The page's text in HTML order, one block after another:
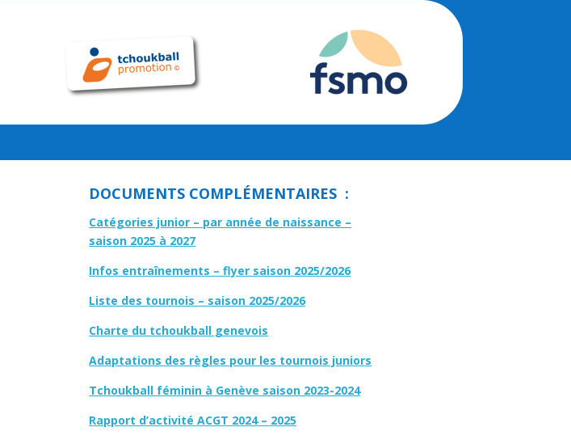
DOCUMENTS COMPLÉMENTAIRES :
Catégories junior – par année de naissance –
saison 2025 à 2027
Infos entraînements – flyer saison 2025/2026
Liste des tournois – saison 2025/2026
Charte du tchoukball genevois
Adaptations des règles pour les tournois juniors
Tchoukball féminin à Genève saison 2023-2024
Rapport d’activité ACGT 2024 – 2025